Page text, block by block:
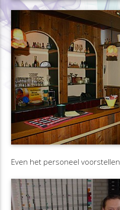
Even het personeel voorstellen